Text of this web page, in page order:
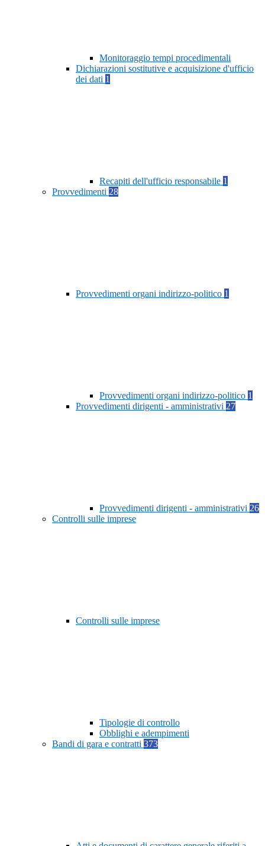
Monitoraggio tempi procedimentali
Dichiarazioni sostitutive e acquisizione d'ufficio
dei dati 1
Recapiti dell'ufficio responsabile 1
Provvedimenti 28
Provvedimenti organi indirizzo-politico 1
Provvedimenti organi indirizzo-politico 1
Provvedimenti dirigenti - amministrativi 27
Provvedimenti dirigenti - amministrativi 26
Controlli sulle imprese
Controlli sulle imprese
Tipologie di controllo
Obblighi e adempimenti
Bandi di gara e contratti 373